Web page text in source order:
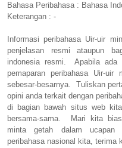
Bahasa Peribahasa : Bahasa
Keterangan : -
Informasi peribahasa Uir-uir
penjelasan resmi ataupun
indonesia resmi. Apabila ada
pemaparan peribahasa Uir-
sebesar-besarnya. Tuliskan
opini anda terkait dengan
di bagian bawah situs web
bersama-sama. Mari kita
minta getah dalam ucapan
peribahasa nasional kita, terima